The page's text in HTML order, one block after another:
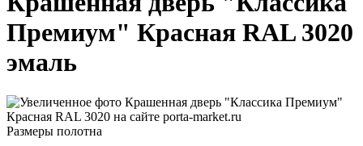
Премиум" Красная RAL 3020
эмаль
Размеры полотна